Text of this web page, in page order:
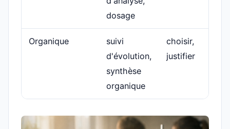
dosage
Organique
suivi
d'évolution,
synthèse
organique
choisir,
justifier